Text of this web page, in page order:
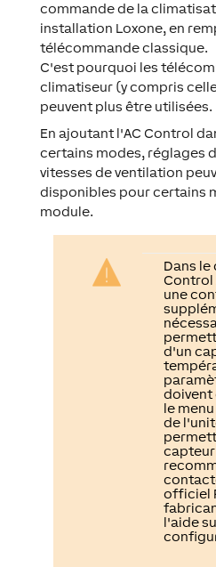
commande de la
installation Loxone, en
télécommande classique.
C'est pourquoi les
climatiseur (y compris
peuvent plus être utilisées.
En ajoutant l'AC Control
certains modes, réglages
vitesses de ventilation
disponibles pour certains
module.
Dans le
Control
une
d'un
doivent
le
de
capteur
officiel
l'aide